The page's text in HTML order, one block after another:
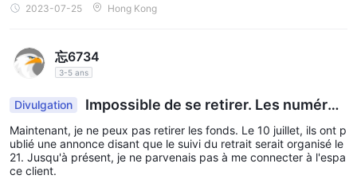
2023-07-25 Hong Kong
忘6734
3-5 ans
Divulgation
Impossible de se retirer. Les numéros
du service client sont tous vides.
Maintenant, je ne peux pas retirer les fonds. Le 10 juillet, ils ont p
ublié une annonce disant que le suivi du retrait serait organisé le
21. Jusqu'à présent, je ne parvenais pas à me connecter à l'espa
ce client.